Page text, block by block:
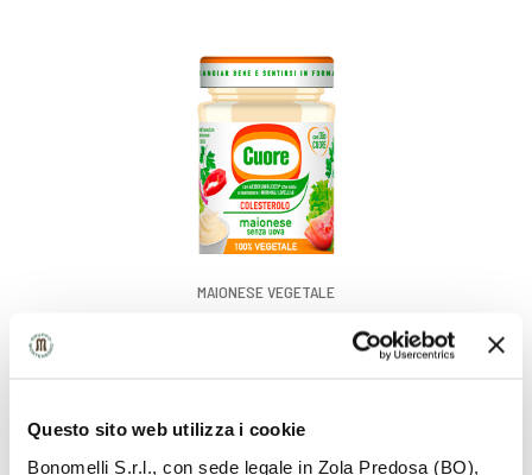
Questo sito web utilizza i cookie
Bonomelli S.r.l., con sede legale in Zola Predosa (BO),
MAIONESE VEGETALE
versione veloce e leggera della ricetta tradizionale. Circa 330
Kcal.